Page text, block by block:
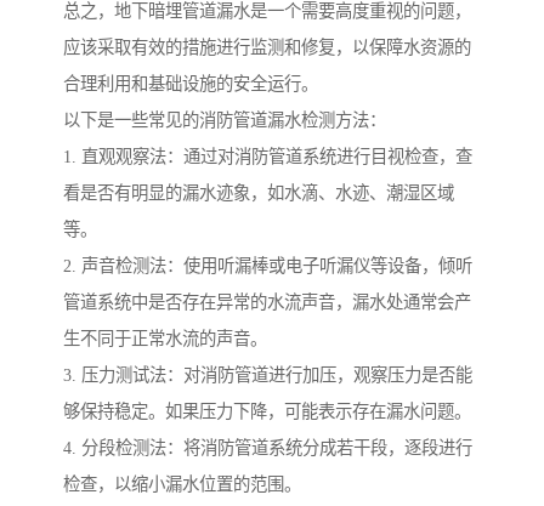
总之，地下暗埋管道漏水是一个需要高度重视的问题，
应该采取有效的措施进行监测和修复，以保障水资源的
合理利用和基础设施的安全运行。
以下是一些常见的消防管道漏水检测方法：
1. 直观观察法：通过对消防管道系统进行目视检查，查
看是否有明显的漏水迹象，如水滴、水迹、潮湿区域
等。
2. 声音检测法：使用听漏棒或电子听漏仪等设备，倾听
管道系统中是否存在异常的水流声音，漏水处通常会产
生不同于正常水流的声音。
3. 压力测试法：对消防管道进行加压，观察压力是否能
够保持稳定。如果压力下降，可能表示存在漏水问题。
4. 分段检测法：将消防管道系统分成若干段，逐段进行
检查，以缩小漏水位置的范围。